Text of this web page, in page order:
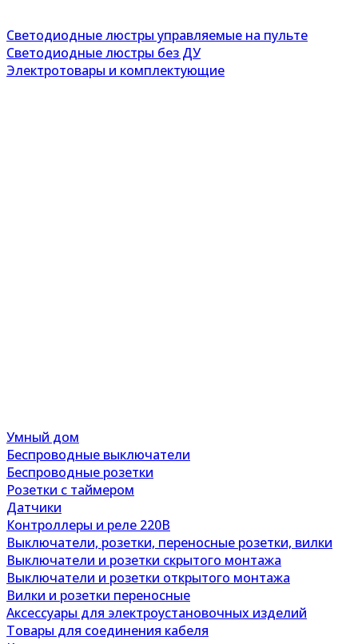
Светодиодные люстры управляемые на пульте
Светодиодные люстры без ДУ
Электротовары и комплектующие
Умный дом
Беспроводные выключатели
Беспроводные розетки
Розетки с таймером
Датчики
Контроллеры и реле 220В
Выключатели, розетки, переносные розетки, вилки
Выключатели и розетки скрытого монтажа
Выключатели и розетки открытого монтажа
Вилки и розетки переносные
Аксессуары для электроустановочных изделий
Товары для соединения кабеля